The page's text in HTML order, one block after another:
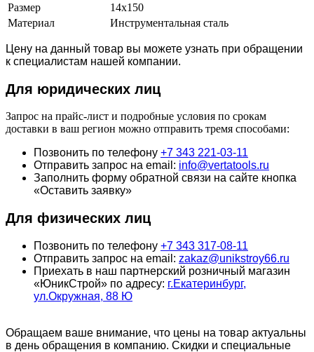
Размер
14х150
Материал
Инструментальная сталь
Цену на данный товар вы можете узнать при обращении
к специалистам нашей компании.
Для юридических лиц
Запрос на прайс-лист и подробные условия по срокам
доставки в ваш регион можно отправить тремя способами:
Позвонить по телефону +7 343 221-03-11
Отправить запрос на email: info@vertatools.ru
Заполнить форму обратной связи на сайте кнопка
«Оставить заявку»
Для физических лиц
Позвонить по телефону +7 343 317-08-11
Отправить запрос на email: zakaz@unikstroy66.ru
Приехать в наш партнерский розничный магазин
«ЮникСтрой» по адресу: г.Екатеринбург,
ул.Окружная, 88 Ю
Обращаем ваше внимание, что цены на товар актуальны
в день обращения в компанию. Скидки и специальные